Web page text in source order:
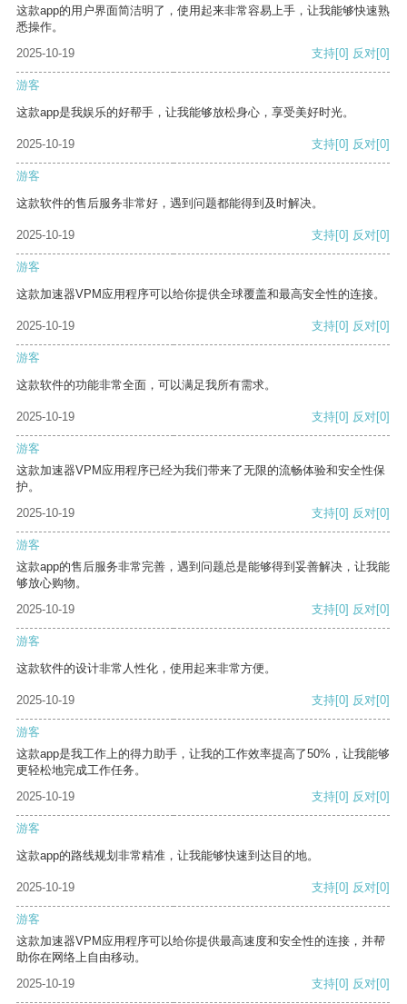
这款app的用户界面简洁明了，使用起来非常容易上手，让我能够快速熟
悉操作。
2025-10-19
支持[0] 反对[0]
游客
这款app是我娱乐的好帮手，让我能够放松身心，享受美好时光。
2025-10-19 支持[0] 反对[0]
游客
这款软件的售后服务非常好，遇到问题都能得到及时解决。
2025-10-19 支持[0] 反对[0]
游客
这款加速器VPM应用程序可以给你提供全球覆盖和最高安全性的连接。
2025-10-19 支持[0] 反对[0]
游客
这款软件的功能非常全面，可以满足我所有需求。
2025-10-19 支持[0] 反对[0]
游客
这款加速器VPM应用程序已经为我们带来了无限的流畅体验和安全性保
护。
2025-10-19
支持[0] 反对[0]
游客
这款app的售后服务非常完善，遇到问题总是能够得到妥善解决，让我能
够放心购物。
2025-10-19
支持[0] 反对[0]
游客
这款软件的设计非常人性化，使用起来非常方便。
2025-10-19 支持[0] 反对[0]
游客
这款app是我工作上的得力助手，让我的工作效率提高了50%，让我能够
更轻松地完成工作任务。
2025-10-19
支持[0] 反对[0]
游客
这款app的路线规划非常精准，让我能够快速到达目的地。
2025-10-19 支持[0] 反对[0]
游客
这款加速器VPM应用程序可以给你提供最高速度和安全性的连接，并帮
助你在网络上自由移动。
2025-10-19
支持[0] 反对[0]